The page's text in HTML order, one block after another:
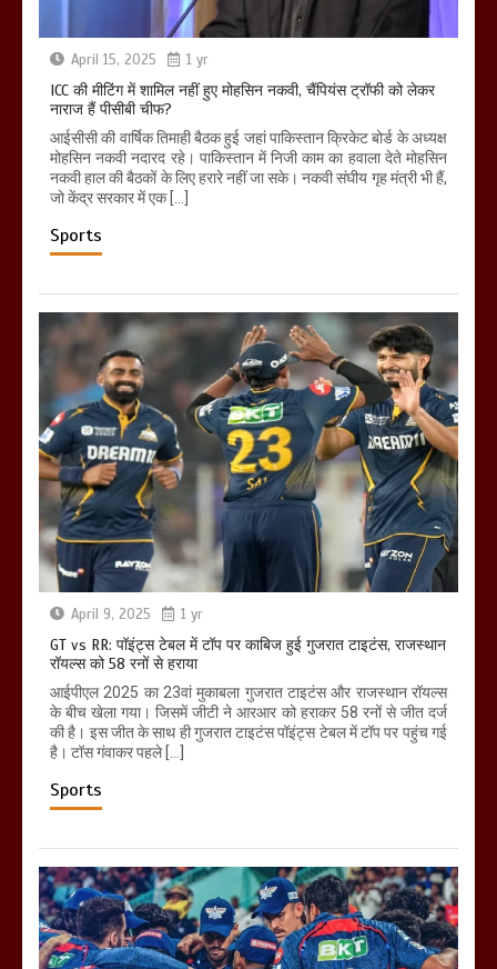
April 15, 2025 1 yr
ICC की मीटिंग में शामिल नहीं हुए मोहसिन नकवी, चैंपियंस ट्रॉफी को लेकर
नाराज हैं पीसीबी चीफ?
आईसीसी की वार्षिक तिमाही बैठक हुई जहां पाकिस्तान क्रिकेट बोर्ड के अध्यक्ष
मोहसिन नकवी नदारद रहे। पाकिस्तान में निजी काम का हवाला देते मोहसिन
नकवी हाल की बैठकों के लिए हरारे नहीं जा सके। नकवी संघीय गृह मंत्री भी हैं,
जो केंद्र सरकार में एक […]
Sports
April 9, 2025 1 yr
GT vs RR: पॉइंट्स टेबल में टॉप पर काबिज हुई गुजरात टाइटंस, राजस्थान
रॉयल्स को 58 रनों से हराया
आईपीएल 2025 का 23वां मुकाबला गुजरात टाइटंस और राजस्थान रॉयल्स
के बीच खेला गया। जिसमें जीटी ने आरआर को हराकर 58 रनों से जीत दर्ज
की है। इस जीत के साथ ही गुजरात टाइटंस पॉइंट्स टेबल में टॉप पर पहुंच गई
है। टॉस गंवाकर पहले […]
Sports